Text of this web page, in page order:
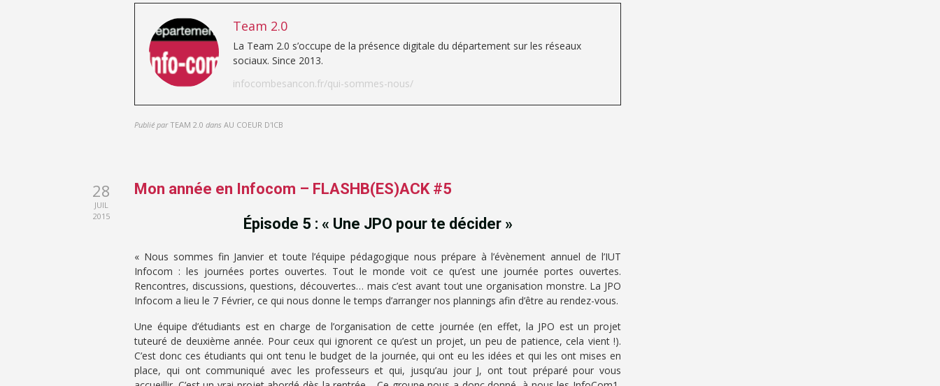
Team 2.0
La Team 2.0 s’occupe de la présence digitale du département sur les réseaux
sociaux. Since 2013.
infocombesancon.fr/qui-sommes-nous/
Publié par TEAM 2.0 dans AU COEUR D'ICB
28
JUIL
2015
Mon année en Infocom – FLASHB(ES)ACK #5
Épisode 5 : « Une JPO pour te décider »
« Nous sommes fin Janvier et toute l’équipe pédagogique nous prépare à l’évènement annuel de l’IUT
Infocom : les journées portes ouvertes. Tout le monde voit ce qu’est une journée portes ouvertes.
Rencontres, discussions, questions, découvertes… mais c’est avant tout une organisation monstre. La JPO
Infocom a lieu le 7 Février, ce qui nous donne le temps d’arranger nos plannings afin d’être au rendez-vous.
Une équipe d’étudiants est en charge de l’organisation de cette journée (en effet, la JPO est un projet
tuteuré de deuxième année. Pour ceux qui ignorent ce qu’est un projet, un peu de patience, cela vient !).
C’est donc ces étudiants qui ont tenu le budget de la journée, qui ont eu les idées et qui les ont mises en
place, qui ont communiqué avec les professeurs et qui, jusqu’au jour J, ont tout préparé pour vous